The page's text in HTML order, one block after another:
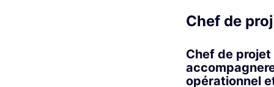
Chef de
Chef de
opérationnel